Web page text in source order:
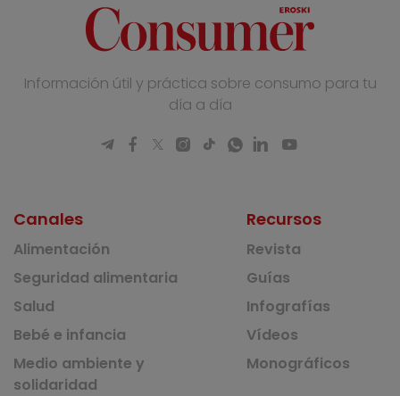
Información útil y práctica sobre consumo para tu
día a día
Canales
Alimentación
Seguridad alimentaria
Salud
Bebé e infancia
Medio ambiente y
solidaridad
Recursos
Revista
Guías
Infografías
Vídeos
Monográficos